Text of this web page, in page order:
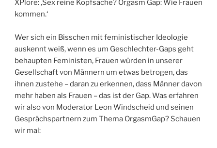
XPlore: ‚Sex reine Kopfsache? Orgasm Gap: Wie Frauen
kommen.‘
Wer sich ein Bisschen mit feministischer Ideologie
auskennt weiß, wenn es um Geschlechter-Gaps geht
behaupten Feministen, Frauen würden in unserer
Gesellschaft von Männern um etwas betrogen, das
ihnen zustehe – daran zu erkennen, dass Männer davon
mehr haben als Frauen – das ist der Gap. Was erfahren
wir also von Moderator Leon Windscheid und seinen
Gesprächspartnern zum Thema OrgasmGap? Schauen
wir mal: